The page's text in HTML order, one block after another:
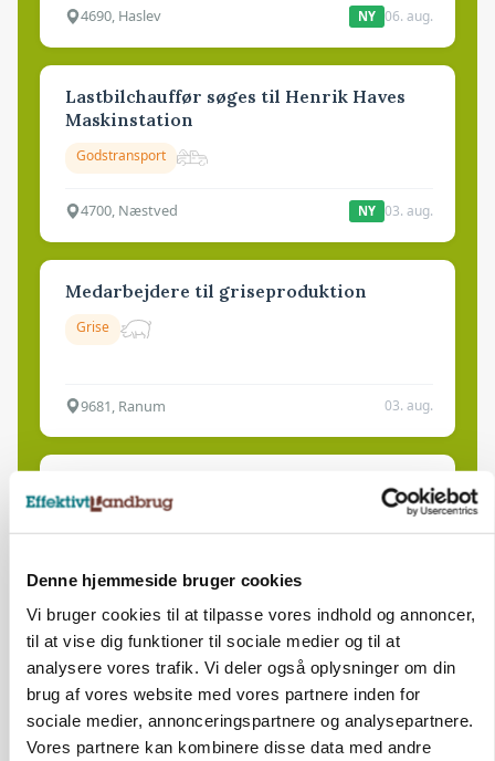
Denne hjemmeside bruger cookies
Vi bruger cookies til at tilpasse vores indhold og annoncer,
til at vise dig funktioner til sociale medier og til at
analysere vores trafik. Vi deler også oplysninger om din
brug af vores website med vores partnere inden for
sociale medier, annonceringspartnere og analysepartnere.
Vores partnere kan kombinere disse data med andre
4690, Haslev NY 06. aug.
Lastbilchauffør søges til Henrik Haves
Maskinstation
Godstransport
4700, Næstved NY 03. aug.
Medarbejdere til griseproduktion
Grise
9681, Ranum 03. aug.
Kalvepasser til ejendom i udvikling søges
Leder til klimastald
Klimastald